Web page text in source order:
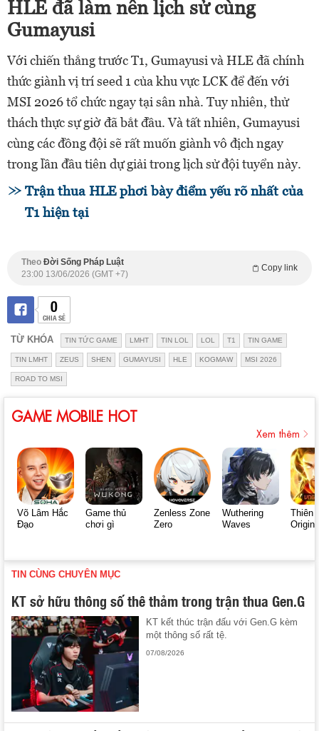
HLE đã làm nên lịch sử cùng
Gumayusi
Với chiến thắng trước T1, Gumayusi và HLE đã chính
thức giành vị trí seed 1 của khu vực LCK để đến với
MSI 2026 tổ chức ngay tại sân nhà. Tuy nhiên, thử
thách thực sự giờ đã bắt đầu. Và tất nhiên, Gumayusi
cùng các đồng đội sẽ rất muốn giành vô địch ngay
trong lần đầu tiên dự giải trong lịch sử đội tuyển này.
Trận thua HLE phơi bày điểm yếu rõ nhất của
T1 hiện tại
Theo Đời Sống Pháp Luật
Copy link
23:00 13/06/2026 (GMT +7)
0
CHIA SẺ
TỪ KHÓA TIN TỨC GAME LMHT TIN LOL LOL T1 TIN GAME
TIN LMHT ZEUS SHEN GUMAYUSI HLE KOGMAW MSI 2026
ROAD TO MSI
GAME MOBILE HOT
Xem thêm
Võ Lâm Hắc
Đạo
Game thủ
chơi gì
Zenless Zone
Zero
Wuthering
Waves
Thiên
Origin
TIN CÙNG CHUYÊN MỤC
KT sở hữu thông số thê thảm trong trận thua Gen.G
KT kết thúc trận đấu với Gen.G kèm
một thông số rất tệ.
07/08/2026